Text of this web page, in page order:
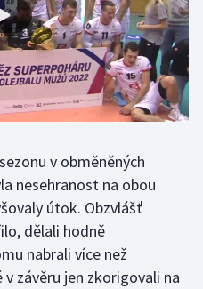
v obměněných
nesehranost na obou
útok. Obzvlášť
dělali hodně
nabrali více než
závěru jen zkorigovali na